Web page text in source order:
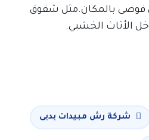
فوضى بالمكان.مثل شقوق
الأثاث الخشبي.
شركة رش مبيدات بدبى